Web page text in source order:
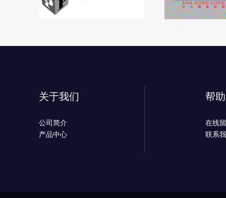
关于我们
公司简介
产品中心
帮
在线
联系